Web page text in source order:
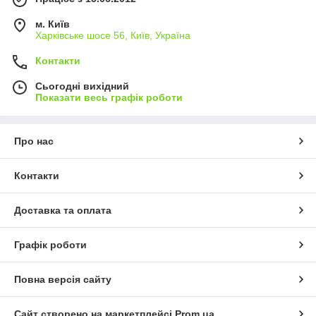
м. Київ
Харківське шосе 56, Київ, Україна
Контакти
Сьогодні вихідний
Показати весь графік роботи
Про нас
Контакти
Доставка та оплата
Графік роботи
Повна версія сайту